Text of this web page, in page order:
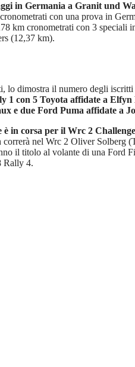
in Germania a Granit und
con una prova in
km cronometrati con 3
(12,37 km).
dimostra il numero degli iscritti
1 con 5 Toyota affidate a
e due Ford Puma affidate a
in corsa per il Wrc 2
nel Wrc 2 Oliver Solberg
il titolo al volante di una Ford
Rally 4.